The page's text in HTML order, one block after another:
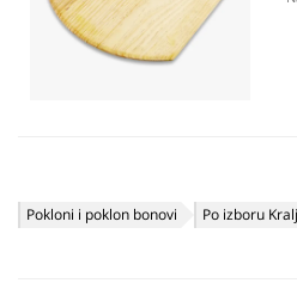
Pokloni i poklon bonovi Po izboru